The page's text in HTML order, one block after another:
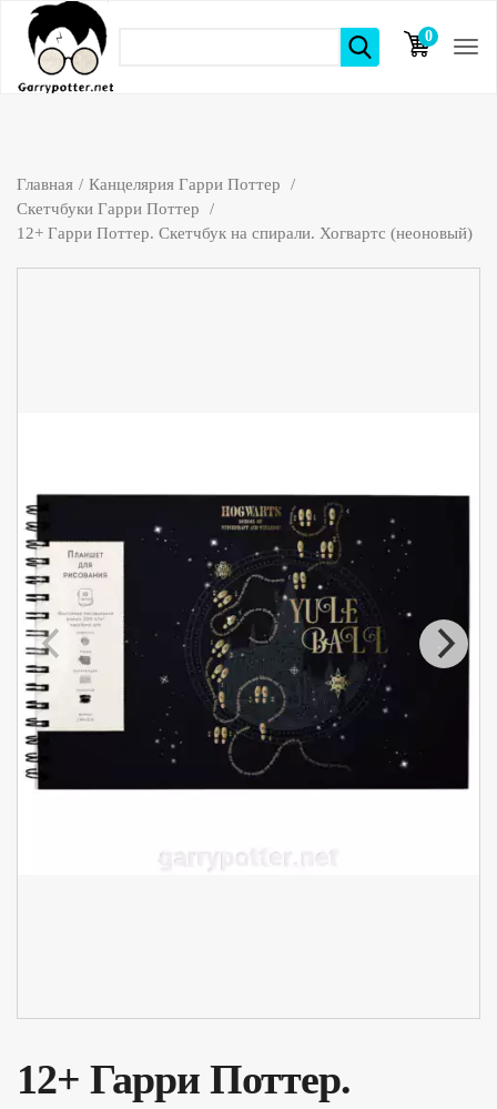
0
элементов
Главная
Канцелярия Гарри Поттер
Скетчбуки Гарри Поттер
12+ Гарри Поттер. Скетчбук на спирали. Хогвартс (неоновый)
12+ Гарри Поттер.